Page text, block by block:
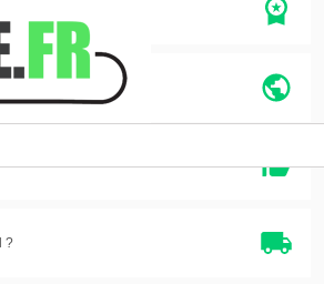
?